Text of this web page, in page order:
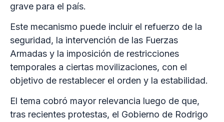
grave para el país.
Este mecanismo puede incluir el refuerzo de la
seguridad, la intervención de las Fuerzas
Armadas y la imposición de restricciones
temporales a ciertas movilizaciones, con el
objetivo de restablecer el orden y la estabilidad.
El tema cobró mayor relevancia luego de que,
tras recientes protestas, el Gobierno de Rodrigo